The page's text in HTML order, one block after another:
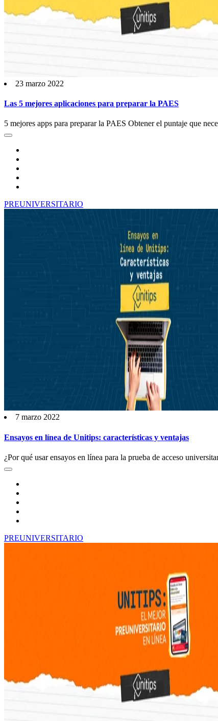
23 marzo 2022
Las 5 mejores aplicaciones para preparar la PAES
5 mejores apps para preparar la PAES Obtener el puntaje que
PREUNIVERSITARIO
7 marzo 2022
Ensayos en línea de Unitips: características y ventajas
¿Por qué usar ensayos en línea para la prueba de acceso
PREUNIVERSITARIO